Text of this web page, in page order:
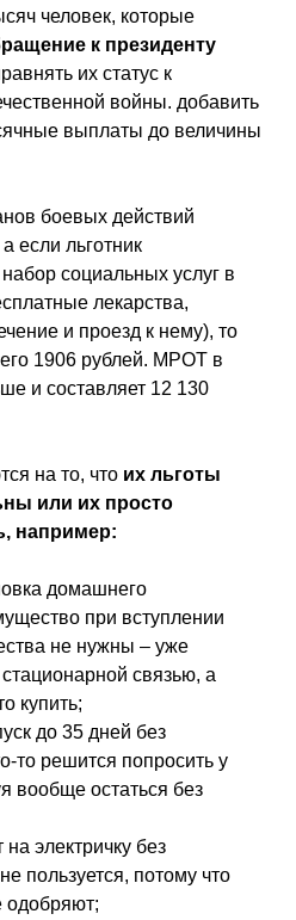
человек, которые
к президенту
их статус к
войны. добавить
выплаты до величины
боевых действий
если льготник
социальных услуг в
лекарства,
и проезд к нему), то
1906 рублей. МРОТ в
и составляет 12 130
на то, чтоих льготы
или их просто
например:
домашнего
при вступлении
не нужны – уже
стационарной связью, а
купить;
до 35 дней без
то решится попросить у
вообще остаться без
электричку без
пользуется, потому что
одобряют;